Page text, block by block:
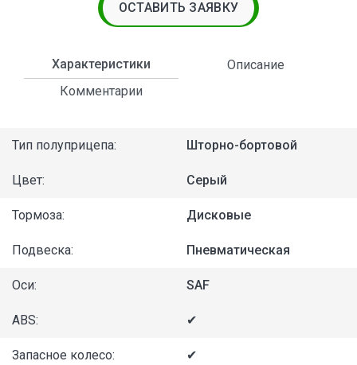
Характеристики
Описание
Комментарии
ОСТАВИТЬ ЗАЯВКУ
Тип полуприцепа: Шторно-бортовой
Цвет: Серый
Тормоза: Дисковые
Подвеска: Пневматическая
Оси: SAF
ABS: ✔
Запасное колесо: ✔